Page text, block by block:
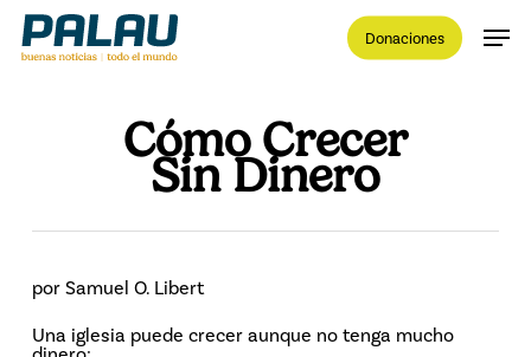
main
content
Donaciones
Cómo Crecer
Sin Dinero
por Samuel O. Libert
Una iglesia puede crecer aunque no tenga mucho